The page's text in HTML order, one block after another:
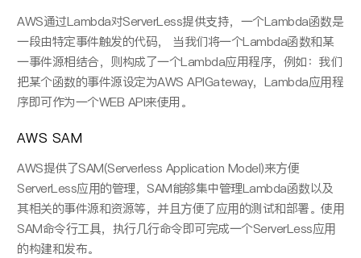
AWS通过Lambda对ServerLess提供⽀持，⼀个Lambda函数是
⼀段由特定事件触发的代码， 当我们将⼀个Lambda函数和某
⼀事件源相结合，则构成了⼀个Lambda应用程序，例如：我们
把某个函数的事件源设定为AWS APIGateway，Lambda应⽤程
序即可作为⼀个WEB API来使用。
AWS SAM
AWS提供了SAM(Serverless Application Model)来⽅便
ServerLess应⽤的管理，SAM能够集中管理Lambda函数以及
其相关的事件源和资源等，并且⽅便了应⽤的测试和部署。使⽤
SAM命令⾏⼯具，执⾏⼏⾏命令即可完成⼀个ServerLess应⽤
的构建和发布。